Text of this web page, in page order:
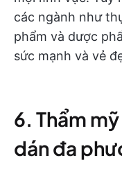
các ngành như
phẩm và dược
sức mạnh và vẻ
6. Thẩm
dán đa